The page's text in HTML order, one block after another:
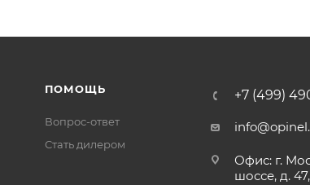
ПОМОЩЬ
Вопрос-ответ
Стать дилером
+7 (499)
Офис: г.
шоссе, д.